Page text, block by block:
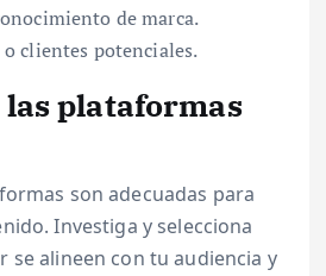
de marca.
o clientes potenciales.
plataformas
son adecuadas para
Investiga y selecciona
se alineen con tu audiencia y